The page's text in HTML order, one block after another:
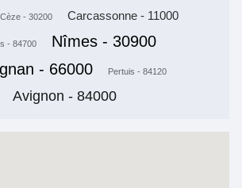
- 30200 Carcassonne - 11000
- 84700
Nîmes - 30900
- 66000
Pertuis - 84120
Avignon - 84000